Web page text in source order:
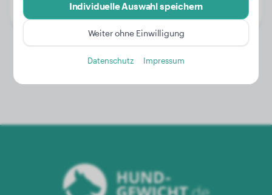
Geschlecht:Individuelle Auswahl speichern
Weiter ohne Einwilligung
Datenschutz Impressum